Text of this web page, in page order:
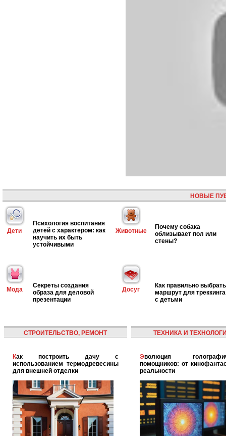
НОВЫЕ
Дети
Психология воспитания
детей с характером: как
научить их быть
устойчивыми
Животные
Почему собака
облизывает пол или
стены?
Мода
Секреты создания
образа для деловой
презентации
Досуг
Как правильно выбрать
маршрут для треккинга
с детьми
СТРОИТЕЛЬСТВО, РЕМОНТ
Как построить дачу с
использованием термодревесины
для внешней отделки
ТЕХНИКА И
Эволюция голографических
помощников: от
реальности